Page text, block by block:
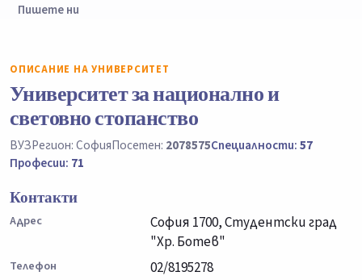
Пишете ни
ОПИСАНИЕ НА УНИВЕРСИТЕТ
Университет за национално и
световно стопанство
ВУЗРегион: СофияПосетен: 2078575Специалности:57
Професии: 71
Контакти
Адрес
София 1700, Студентски град
"Хр. Ботев"
Телефон 02/8195278